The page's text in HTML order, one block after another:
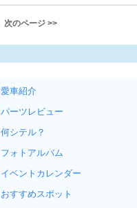
次のページ >>
愛車紹介
パーツレビュー
何シテル？
フォトアルバム
イベントカレンダー
おすすめスポット